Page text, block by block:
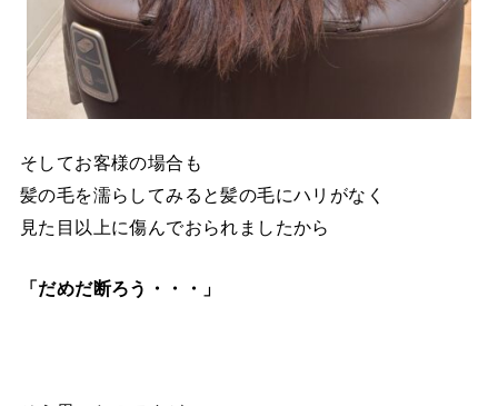
そしてお客様の場合も
髪の毛を濡らしてみると髪の毛にハリがなく
見た目以上に傷んでおられましたから
「だめだ断ろう・・・」